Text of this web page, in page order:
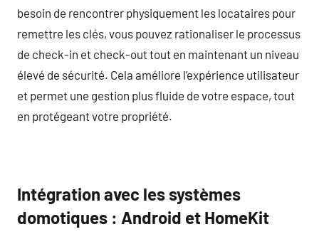
besoin de rencontrer physiquement les locataires pour
remettre les clés, vous pouvez rationaliser le processus
de check-in et check-out tout en maintenant un niveau
élevé de sécurité. Cela améliore l’expérience utilisateur
et permet une gestion plus fluide de votre espace, tout
en protégeant votre propriété.
Intégration avec les systèmes
domotiques : Android et HomeKit